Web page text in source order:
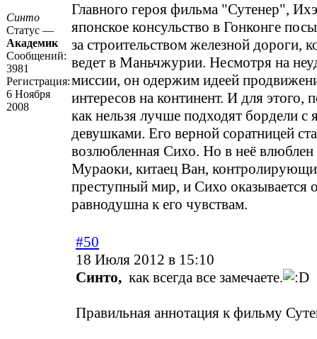
Синто
Статус —
Академик
Сообщений:
3981
Регистрация:
6 Ноября
2008
Главного героя фильма "Сутенер",
японское консульство в Гонконге
за строительством железной дороги,
ведет в Маньчжурии. Несмотря на
миссии, он одержим идеей
интересов на континент. И для этого,
как нельзя лучше подходят бордели с
девушками. Его верной соратницей
возлюбленная Сихо. Но в неё влюблен
Мураоки, китаец Ван,
преступный мир, и Сихо оказывается
равнодушна к его чувствам.
#50
18 Июля 2012 в 15:10
Синто, как всегда все замечаете.
Правильная аннотация к фильму